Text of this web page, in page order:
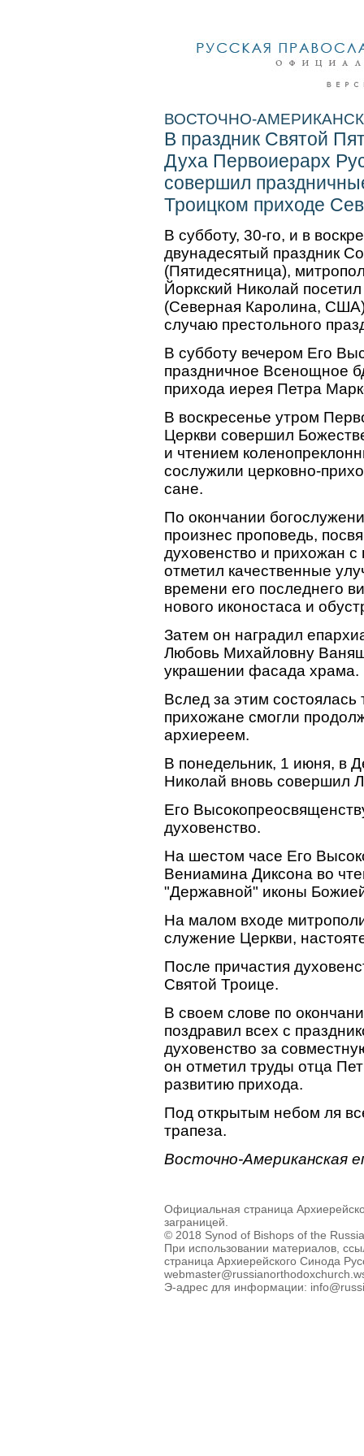
ВОСТОЧНО-
В праздник Святой
Духа Первоиерарх
совершил
Троицком приходе
В субботу, 30-го, и в
двунадесятый праздник
(Пятидесятница),
Йоркский Николай
(Северная Каролина,
случаю престольного
В субботу вечером Его
праздничное Всенощное
прихода иерея Петра
В воскресенье утром
Церкви совершил
и чтением
сослужили церковно-
сане.
По окончании
произнес проповедь,
духовенство и прихожан
отметил качественные
времени его последнего
нового иконостаса и
Затем он наградил
Любовь Михайловну
украшении фасада храма.
Вслед за этим состоялась
прихожане смогли
архиереем.
В понедельник, 1 июня, в
Николай вновь совершил
Его
духовенство.
На шестом часе Его
Вениамина Диксона во
"Державной" иконы
На малом входе
служение Церкви,
После причастия
Святой Троице.
В своем слове по
поздравил всех с
духовенство за
он отметил труды отца
развитию прихода.
Под открытым небом ля
трапеза.
Восточно-Американская
Официальная страница
заграницей.
© 2018 Synod of Bishops of the
При использовании материалов,
страница Архиерейского Синода
Э-адрес для информации: